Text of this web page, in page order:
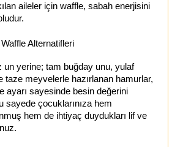
aileler için waffle, sabah enerjisini
Alternatifleri
un yerine; tam buğday unu, yulaf
meyvelerle hazırlanan hamurlar,
ayarı sayesinde besin değerini
sayede çocuklarınıza hem
hem de ihtiyaç duydukları lif ve